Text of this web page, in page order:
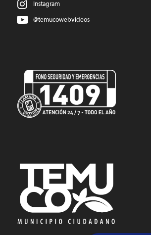
Instagram
@temucowebvideos